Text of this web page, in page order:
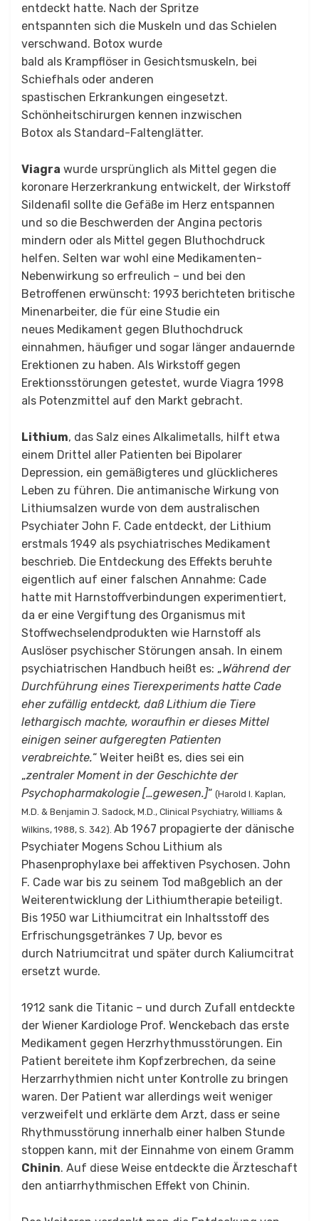
entdeckt hatte. Nach der Spritze
entspannten sich die Muskeln und das Schielen
verschwand. Botox wurde
bald als Krampflöser in Gesichtsmuskeln, bei
Schiefhals oder anderen
spastischen Erkrankungen eingesetzt.
Schönheitschirurgen kennen inzwischen
Botox als Standard-Faltenglätter.
Viagra wurde ursprünglich als Mittel gegen die
koronare Herzerkrankung entwickelt, der Wirkstoff
Sildenafil sollte die Gefäße im Herz entspannen
und so die Beschwerden der Angina pectoris
mindern oder als Mittel gegen Bluthochdruck
helfen. Selten war wohl eine Medikamenten-
Nebenwirkung so erfreulich – und bei den
Betroffenen erwünscht: 1993 berichteten britische
Minenarbeiter, die für eine Studie ein
neues Medikament gegen Bluthochdruck
einnahmen, häufiger und sogar länger andauernde
Erektionen zu haben. Als Wirkstoff gegen
Erektionsstörungen getestet, wurde Viagra 1998
als Potenzmittel auf den Markt gebracht.
Lithium, das Salz eines Alkalimetalls, hilft etwa
einem Drittel aller Patienten bei Bipolarer
Depression, ein gemäßigteres und glücklicheres
Leben zu führen. Die antimanische Wirkung von
Lithiumsalzen wurde von dem australischen
Psychiater John F. Cade entdeckt, der Lithium
erstmals 1949 als psychiatrisches Medikament
beschrieb. Die Entdeckung des Effekts beruhte
eigentlich auf einer falschen Annahme: Cade
hatte mit Harnstoffverbindungen experimentiert,
da er eine Vergiftung des Organismus mit
Stoffwechselendprodukten wie Harnstoff als
Auslöser psychischer Störungen ansah. In einem
psychiatrischen Handbuch heißt es: „Während der
Durchführung eines Tierexperiments hatte Cade
eher zufällig entdeckt, daß Lithium die Tiere
lethargisch machte, woraufhin er dieses Mittel
einigen seiner aufgeregten Patienten
verabreichte.“ Weiter heißt es, dies sei ein
„zentraler Moment in der Geschichte der
Psychopharmakologie […gewesen.]“ (Harold I. Kaplan,
M.D. & Benjamin J. Sadock, M.D., Clinical Psychiatry, Williams &
Wilkins, 1988, S. 342). Ab 1967 propagierte der dänische
Psychiater Mogens Schou Lithium als
Phasenprophylaxe bei affektiven Psychosen. John
F. Cade war bis zu seinem Tod maßgeblich an der
Weiterentwicklung der Lithiumtherapie beteiligt.
Bis 1950 war Lithiumcitrat ein Inhaltsstoff des
Erfrischungsgetränkes 7 Up, bevor es
durch Natriumcitrat und später durch Kaliumcitrat
ersetzt wurde.
1912 sank die Titanic – und durch Zufall entdeckte
der Wiener Kardiologe Prof. Wenckebach das erste
Medikament gegen Herzrhythmusstörungen. Ein
Patient bereitete ihm Kopfzerbrechen, da seine
Herzarrhythmien nicht unter Kontrolle zu bringen
waren. Der Patient war allerdings weit weniger
verzweifelt und erklärte dem Arzt, dass er seine
Rhythmusstörung innerhalb einer halben Stunde
stoppen kann, mit der Einnahme von einem Gramm
Chinin. Auf diese Weise entdeckte die Ärzteschaft
den antiarrhythmischen Effekt von Chinin.